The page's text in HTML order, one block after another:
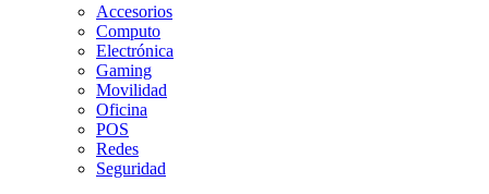
Accesorios
Computo
Electrónica
Gaming
Movilidad
Oficina
POS
Redes
Seguridad